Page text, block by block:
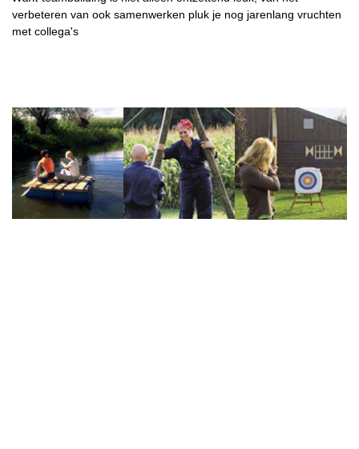
verbeteren van ook samenwerken pluk je nog jarenlang vruchten
met collega's